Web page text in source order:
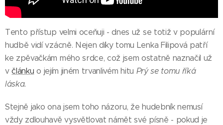
Tento přístup velmi oceňuji - dnes už se totiž v populární
hudbě vidí vzácně. Nejen díky tomu Lenka Filipová patří
ke zpěvačkám mého srdce, což jsem ostatně naznačil už
včlánku o jejím jiném trvanlivém hitu Prý se tomu říká
láska.
Stejně jako ona jsem toho názoru, že hudebník nemusí
vždy zdlouhavě vysvětlovat námět své písně - pokud je